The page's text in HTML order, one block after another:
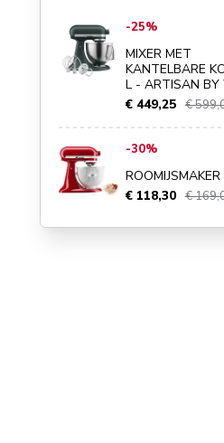
Go toMIXER MET
-25%
MIXER MET
KANTELBARE
L - ARTISAN BY
€ 449,25 €
Go toROOMIJSMAKER
-30%
ROOMIJSMAKER
€ 118,30 €